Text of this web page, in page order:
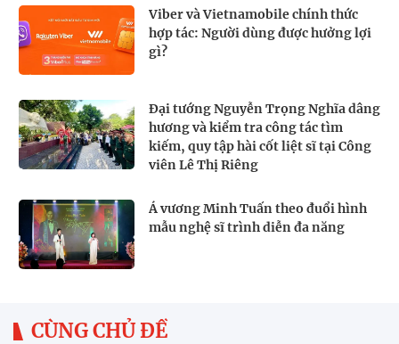
Viber và Vietnamobile chính thức
hợp tác: Người dùng được hưởng lợi
gì?
Đại tướng Nguyễn Trọng Nghĩa dâng
hương và kiểm tra công tác tìm
kiếm, quy tập hài cốt liệt sĩ tại Công
viên Lê Thị Riêng
Á vương Minh Tuấn theo đuổi hình
mẫu nghệ sĩ trình diễn đa năng
CÙNG CHỦ ĐỀ